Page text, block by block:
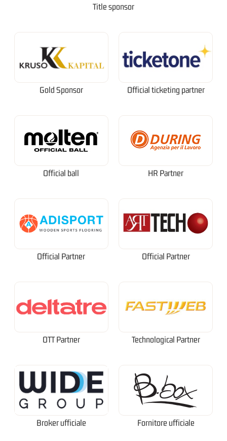
Title sponsor
Gold Sponsor Official ticketing partner
Official ball HR Partner
Official Partner Official Partner
OTT Partner Technological Partner
Broker ufficiale Fornitore ufficiale